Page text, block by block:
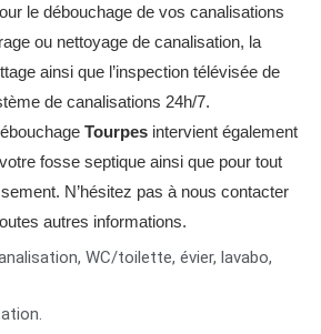
le débouchage de vos canalisations
ou nettoyage de canalisation, la
ainsi que l’inspection télévisée de
de canalisations 24h/7.
Tourpesintervient également
fosse septique ainsi que pour tout
N’hésitez pas à nous contacter
autres informations.
WC/toilette, évier, lavabo,